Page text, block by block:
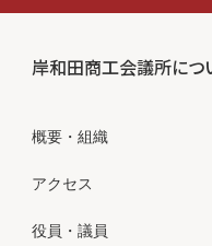
岸和田商工会議所につ
概要・組織
アクセス
役員・議員